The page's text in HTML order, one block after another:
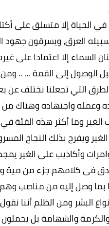
الحياة إلا متسلق على
العرق، ويسرقون جهود
السماء إلا اعتمادا على
الوصول إلى القمة … ..
التي تجعلنا نختلف عن
وعمله واجتهاده وهناك
وما أكثر هذه الفئة
ويفرح بذلك النجاح
وأكاذيب على الغير
فى كلامهم جزء من مية
وصل إليه من مناصب وهم
البشر ومن الظلم أننا
والشهامة بل يحملون